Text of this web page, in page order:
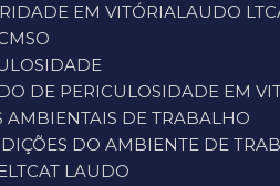
EM VITÓRIA LAUDO
DE PERICULOSIDADE EM
AMBIENTAIS DE TRABALHO
DO AMBIENTE DE
LTCAT LAUDO